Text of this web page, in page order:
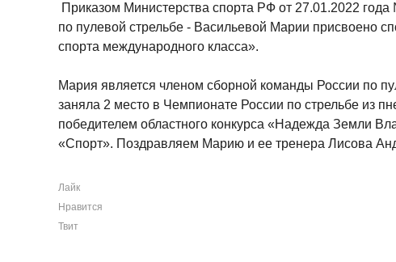
Приказом Министерства спорта РФ от 27.01.2022
по пулевой стрельбе - Васильевой Марии присвоено
спорта международного класса».
Мария является членом сборной команды России по
заняла 2 место в Чемпионате России по стрельбе из
победителем областного конкурса «Надежда Земли
«Спорт». Поздравляем Марию и ее тренера Лисова
Лайк
Нравится
Твит